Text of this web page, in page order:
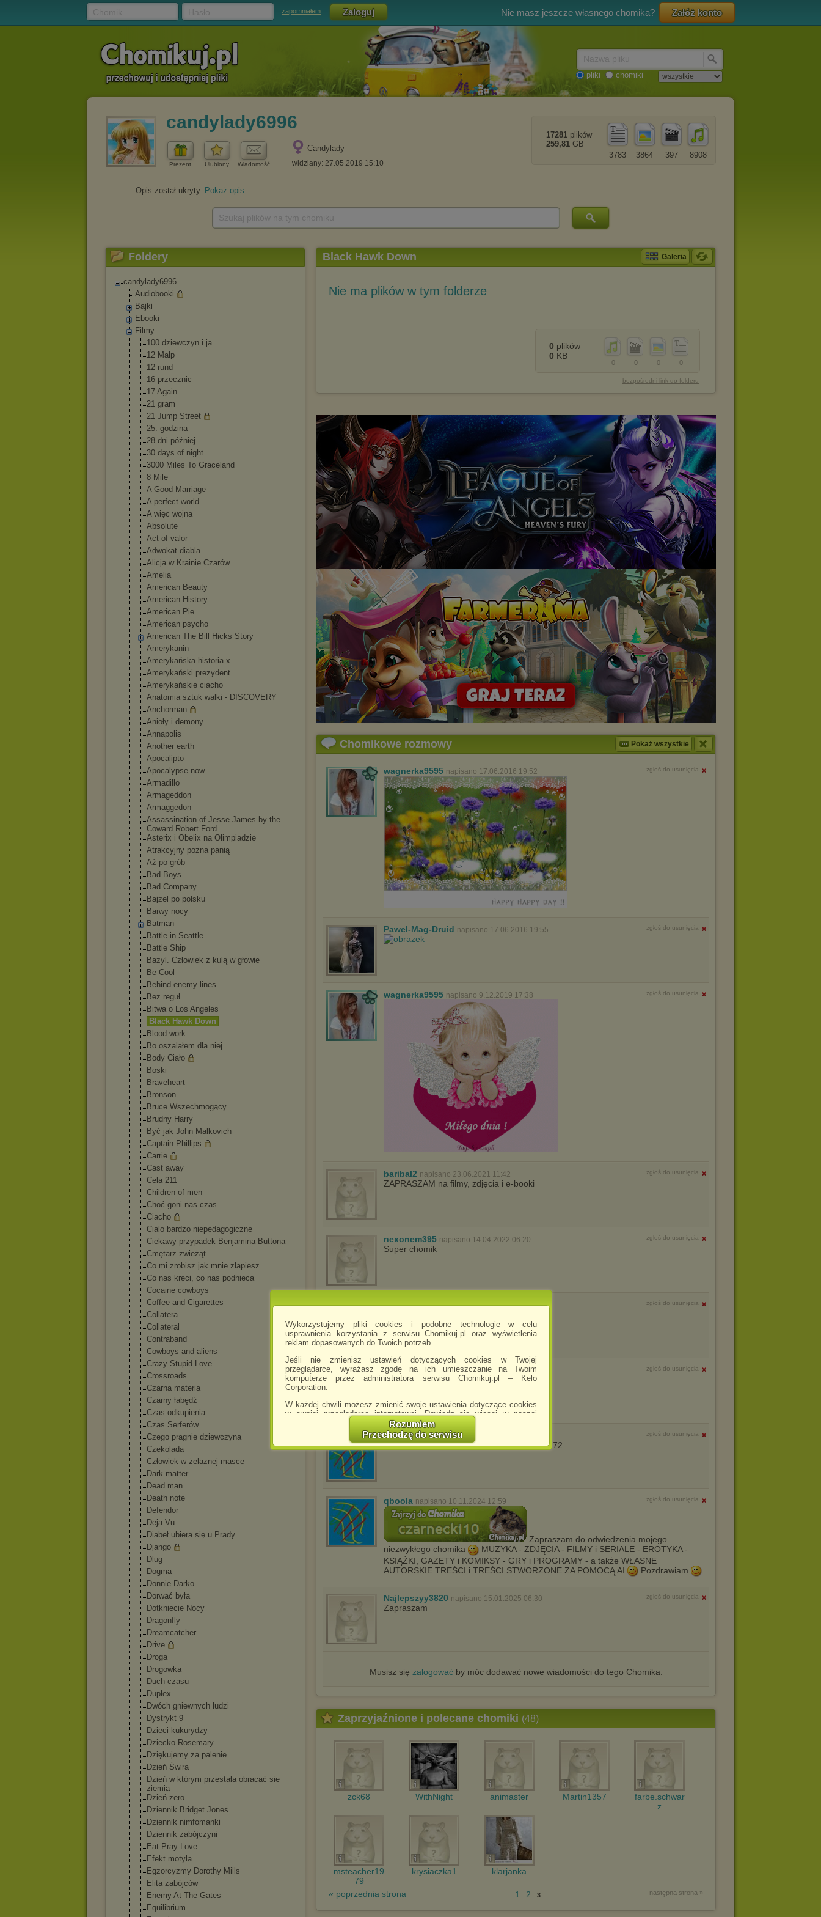
Wykorzystujemy pliki cookies i podobne technologie w celu
usprawnienia korzystania z serwisu Chomikuj.pl oraz wyświetlenia
reklam dopasowanych do Twoich potrzeb.
Jeśli nie zmienisz ustawień dotyczących cookies w Twojej
przeglądarce, wyrażasz zgodę na ich umieszczanie na Twoim
komputerze przez administratora serwisu Chomikuj.pl – Kelo
Corporation.
W każdej chwili możesz zmienić swoje ustawienia dotyczące cookies
w swojej przeglądarce internetowej. Dowiedz się więcej w naszej
http://chomikuj.pl/PolitykaPrywatnosci.aspx
Jednocześnie informujemy że zmiana ustawień przeglądarki może
spowodować ograniczenie korzystania ze strony Chomikuj.pl.
W przypadku braku twojej zgody na akceptację cookies niestety
prosimy o opuszczenie serwisu chomikuj.pl.
(dostosowanie reklam do Twoich potrzeb, analiza skuteczności działań
marketingowych).
Wyrażenie sprzeciwu spowoduje, że wyświetlana Ci reklama nie
będzie dopasowana do Twoich preferencji, a będzie to reklama
wyświetlona przypadkowo.
Istnieje możliwość zmiany ustawień przeglądarki internetowej w
sposób uniemożliwiający przechowywanie plików cookies na
Pełną informację na ten temat znajdziesz pod adresem
http://chomikuj.pl/PolitykaPrywatnosci.aspx
Rozumiem
Przechodzę do serwisu
zapomniałem Nie masz jeszcze własnego chomika? Załóż konto
pliki chomiki
candylady6996
Prezent Ulubiony Wiadomość
Candylady
widziany: 27.05.2019 15:10
8908
397
3864
3783
17281 plików
259,81 GB
Opis został ukryty. Pokaż opis
Foldery
candylady6996
Audiobooki
Bajki
Ebooki
Filmy
100 dziewczyn i ja
12 Małp
12 rund
16 przecznic
17 Again
21 gram
21 Jump Street
25. godzina
28 dni później
30 days of night
3000 Miles To Graceland
8 Mile
A Good Marriage
A perfect world
A więc wojna
Absolute
Act of valor
Adwokat diabla
Alicja w Krainie Czarów
Amelia
American Beauty
American History
American Pie
American psycho
American The Bill Hicks Story
Amerykanin
Amerykańska historia x
Amerykański prezydent
Amerykańskie ciacho
Anatomia sztuk walki - DISCOVERY
Anchorman
Anioły i demony
Annapolis
Another earth
Apocalipto
Apocalypse now
Armadillo
Armageddon
Armaggedon
Assassination of Jesse James by the
Coward Robert Ford
Asterix i Obelix na Olimpiadzie
Atrakcyjny pozna panią
Aż po grób
Bad Boys
Bad Company
Bajzel po polsku
Barwy nocy
Batman
Battle in Seattle
Battle Ship
Bazyl. Człowiek z kulą w głowie
Be Cool
Behind enemy lines
Bez reguł
Bitwa o Los Angeles
Black Hawk Down
Blood work
Bo oszalałem dla niej
Body Ciało
Boski
Braveheart
Bronson
Bruce Wszechmogący
Brudny Harry
Być jak John Malkovich
Captain Phillips
Carrie
Cast away
Cela 211
Children of men
Choć goni nas czas
Ciacho
Cialo bardzo niepedagogiczne
Ciekawy przypadek Benjamina Buttona
Cmętarz zwieżąt
Co mi zrobisz jak mnie złapiesz
Co nas kręci, co nas podnieca
Cocaine cowboys
Coffee and Cigarettes
Collatera
Collateral
Contraband
Cowboys and aliens
Crazy Stupid Love
Crossroads
Czarna materia
Czarny łabędź
Czas odkupienia
Czas Serferów
Czego pragnie dziewczyna
Czekolada
Człowiek w żelaznej masce
Dark matter
Dead man
Death note
Defendor
Deja Vu
Diabeł ubiera się u Prady
Django
Dlug
Dogma
Donnie Darko
Dorwać byłą
Dotkniecie Nocy
Dragonfly
Dreamcatcher
Drive
Droga
Drogowka
Duch czasu
Duplex
Dwóch gniewnych ludzi
Dystrykt 9
Dzieci kukurydzy
Dziecko Rosemary
Dziękujemy za palenie
Dzień Świra
Dzień w którym przestała obracać sie
ziemia
Dzień zero
Dziennik Bridget Jones
Dziennik nimfomanki
Dziennik zabójczyni
Eat Pray Love
Efekt motyla
Egzorcyzmy Dorothy Mills
Elita zabójców
Enemy At The Gates
Equilibrium
Black Hawk Down Galeria
Nie ma plików w tym folderze
0
0
0
0
0 plików
0 KB
bezpośredni link do folderu
Chomikowe rozmowy Pokaż wszystkie
wagnerka9595 napisano 17.06.2016 19:52 zgłoś do usunięcia
Pawel-Mag-Druid napisano 17.06.2016 19:55 zgłoś do usunięcia
wagnerka9595 napisano 9.12.2019 17:38 zgłoś do usunięcia
baribal2 napisano 23.06.2021 11:42 zgłoś do usunięcia
ZAPRASZAM na filmy, zdjęcia i e-booki
nexonem395 napisano 14.04.2022 06:20 zgłoś do usunięcia
Super chomik
wohiv13241 napisano 22.12.2022 03:15 zgłoś do usunięcia
pahaha8585 napisano 21.05.2023 02:04 zgłoś do usunięcia
Zapraszam
qboola napisano 10.11.2024 12:59 zgłoś do usunięcia
http://old.mbc.malopolska.pl/publication/62272
qboola napisano 10.11.2024 12:59 zgłoś do usunięcia
Zapraszam do odwiedzenia mojego
niezwykłego chomika
MUZYKA - ZDJĘCIA - FILMY i SERIALE - EROTYKA -
KSIĄŻKI, GAZETY i KOMIKSY - GRY i PROGRAMY - a także WŁASNE
AUTORSKIE TREŚCI i TREŚCI STWORZONE ZA POMOCĄ AI
Pozdrawiam
Najlepszyy3820 napisano 15.01.2025 06:30 zgłoś do usunięcia
Zapraszam
Musisz się zalogowaćby móc dodawać nowe wiadomości do tego Chomika.
Zaprzyjaźnione i polecane chomiki (48)
zck68 WithNight animaster Martin1357
farbe.schwar
z
msteacher19
79
krysiaczka1 klarjanka
« poprzednia strona następna strona »
1 2 3